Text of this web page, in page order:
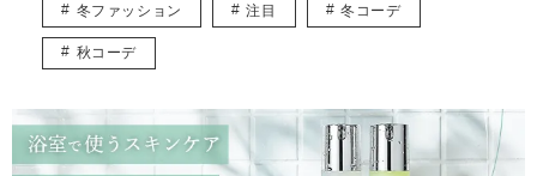
冬ファッション 注目 冬コーデ
秋コーデ